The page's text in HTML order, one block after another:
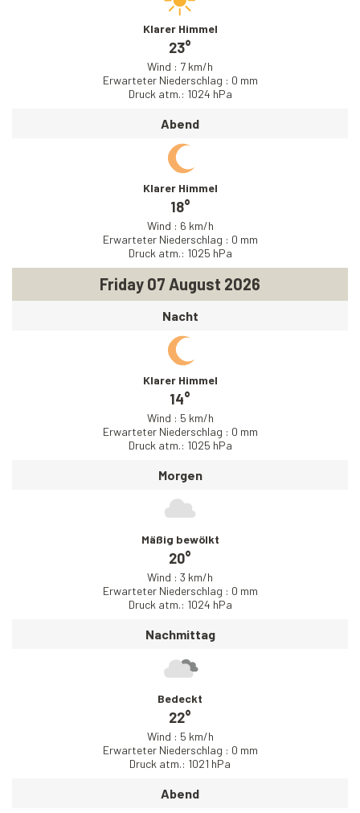
Klarer Himmel
23°
Wind : 7 km/h
Erwarteter Niederschlag : 0 mm
Druck atm.: 1024 hPa
Abend
Klarer Himmel
18°
Wind : 6 km/h
Erwarteter Niederschlag : 0 mm
Druck atm.: 1025 hPa
Friday 07 August 2026
Nacht
Klarer Himmel
14°
Wind : 5 km/h
Erwarteter Niederschlag : 0 mm
Druck atm.: 1025 hPa
Morgen
Mäßig bewölkt
20°
Wind : 3 km/h
Erwarteter Niederschlag : 0 mm
Druck atm.: 1024 hPa
Nachmittag
Bedeckt
22°
Wind : 5 km/h
Erwarteter Niederschlag : 0 mm
Druck atm.: 1021 hPa
Abend